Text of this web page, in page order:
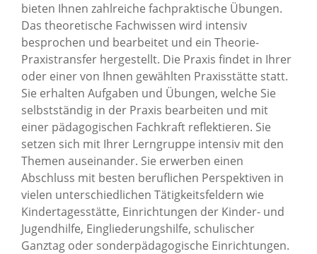
bieten Ihnen zahlreiche fachpraktische Übungen.
Das theoretische Fachwissen wird intensiv
besprochen und bearbeitet und ein Theorie-
Praxistransfer hergestellt. Die Praxis findet in Ihrer
oder einer von Ihnen gewählten Praxisstätte statt.
Sie erhalten Aufgaben und Übungen, welche Sie
selbstständig in der Praxis bearbeiten und mit
einer pädagogischen Fachkraft reflektieren. Sie
setzen sich mit Ihrer Lerngruppe intensiv mit den
Themen auseinander. Sie erwerben einen
Abschluss mit besten beruflichen Perspektiven in
vielen unterschiedlichen Tätigkeitsfeldern wie
Kindertagesstätte, Einrichtungen der Kinder- und
Jugendhilfe, Eingliederungshilfe, schulischer
Ganztag oder sonderpädagogische Einrichtungen.